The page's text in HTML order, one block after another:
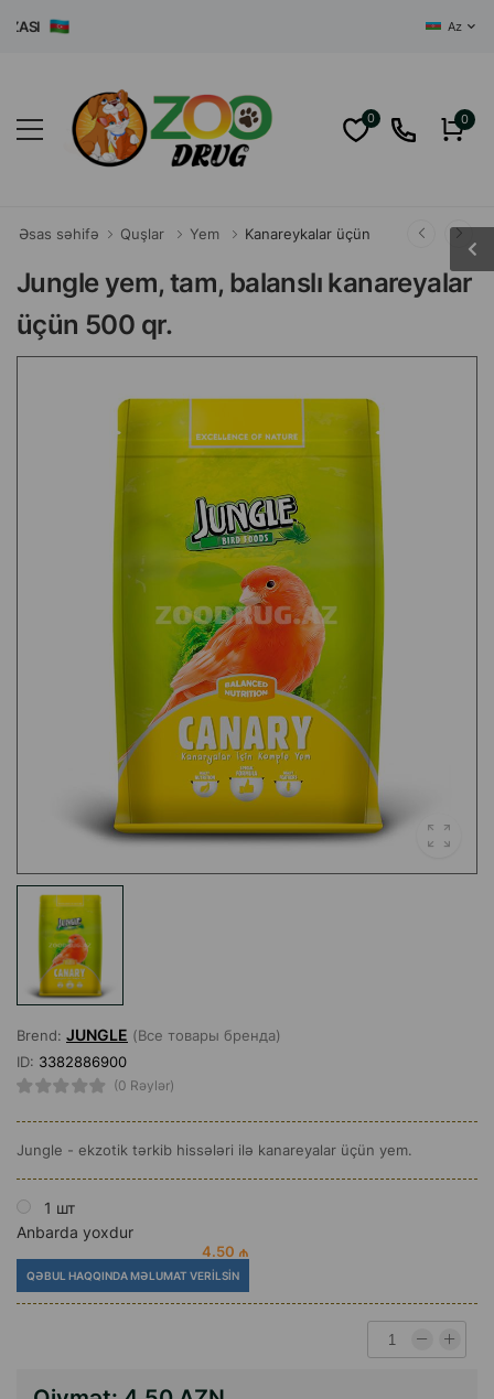
Az
0 0
Əsas səhifə Quşlar Yem Kanareykalar üçün
Jungle yem, tam, balanslı kanareyalar
üçün 500 qr.
Brend: JUNGLE (Все товары бренда)
ID: 3382886900
(0 Rəylər)
Jungle - ekzotik tərkib hissələri ilə kanareyalar üçün yem.
1 шт
Anbarda yoxdur
4.50 ₼
QƏBUL HAQQINDA MƏLUMAT VERILSIN